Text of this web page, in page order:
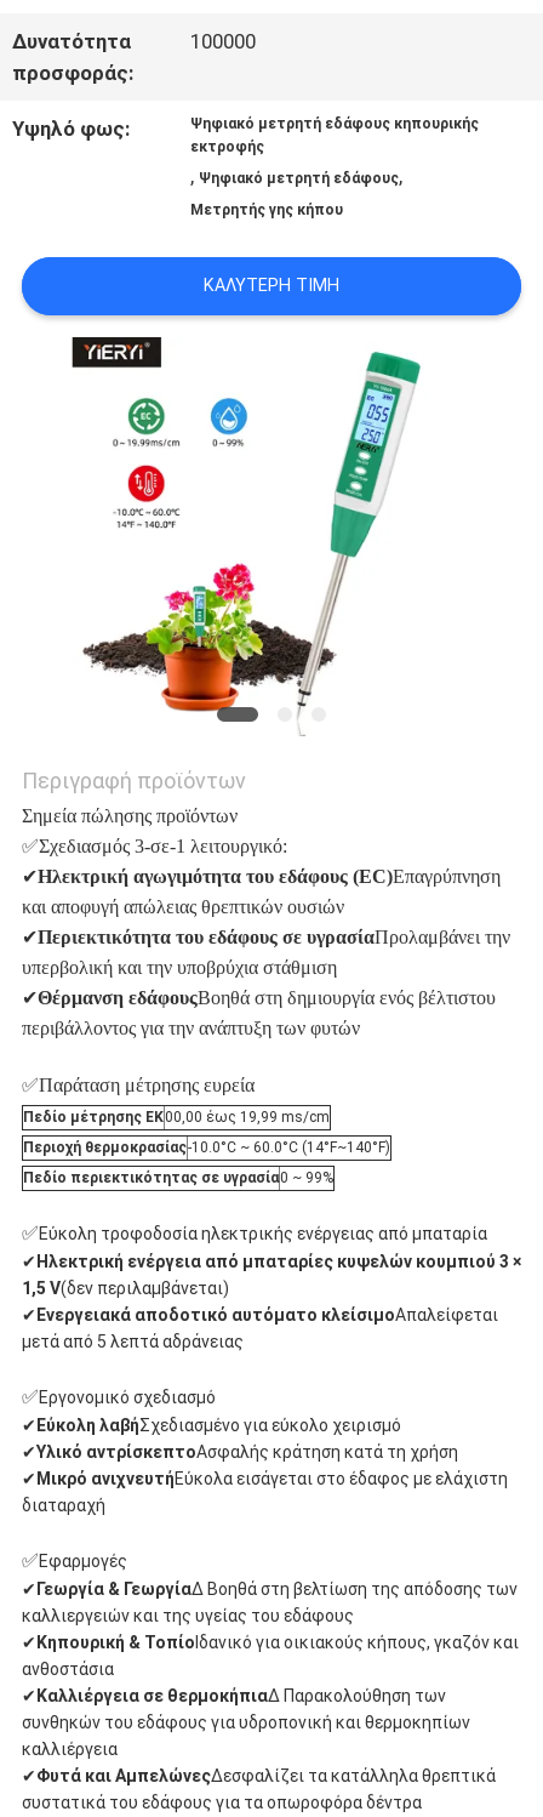
ΝΈΑ
ΌΛΕΣ
ΠΕΡΙΠΤΏΣΕΙΣ
SITEMAP
PRIVACY
Δυνατότητα
προσφοράς:
100000
Υψηλό φως:
Ψηφιακό μετρητή εδάφους κηπουρικής
εκτροφής
, Ψηφιακό μετρητή εδάφους,
Μετρητής γης κήπου
ΚΑΛΎΤΕΡΗ ΤΙΜΉ
Περιγραφή προϊόντων
Σημεία πώλησης προϊόντων
✅Σχεδιασμός 3-σε-1 λειτουργικό:
✔Ηλεκτρική αγωγιμότητα του εδάφους (EC)Επαγρύπνηση
και αποφυγή απώλειας θρεπτικών ουσιών
✔Περιεκτικότητα του εδάφους σε υγρασίαΠρολαμβάνει την
υπερβολική και την υποβρύχια στάθμιση
✔Θέρμανση εδάφουςΒοηθά στη δημιουργία ενός βέλτιστου
περιβάλλοντος για την ανάπτυξη των φυτών
✅Παράταση μέτρησης ευρεία
Πεδίο μέτρησης ΕΚ00,00 έως 19,99 ms/cm
Περιοχή θερμοκρασίας-10.0°C ~ 60.0°C (14°F~140°F)
Πεδίο περιεκτικότητας σε υγρασία0 ~ 99%
✅Εύκολη τροφοδοσία ηλεκτρικής ενέργειας από μπαταρία
✔ Ηλεκτρική ενέργεια από μπαταρίες κυψελών κουμπιού 3 ×
1,5 V(δεν περιλαμβάνεται)
✔ Ενεργειακά αποδοτικό αυτόματο κλείσιμοΑπαλείφεται
μετά από 5 λεπτά αδράνειας
✅Εργονομικό σχεδιασμό
✔ Εύκολη λαβήΣχεδιασμένο για εύκολο χειρισμό
✔Υλικό αντρίσκεπτοΑσφαλής κράτηση κατά τη χρήση
✔ Μικρό ανιχνευτήΕύκολα εισάγεται στο έδαφος με ελάχιστη
διαταραχή
✅Εφαρμογές
✔ Γεωργία & Γεωργία∆ Βοηθά στη βελτίωση της απόδοσης των
καλλιεργειών και της υγείας του εδάφους
✔ Κηπουρική & Τοπίο Ιδανικό για οικιακούς κήπους, γκαζόν και
ανθοστάσια
✔ Καλλιέργεια σε θερμοκήπια∆ Παρακολούθηση των
συνθηκών του εδάφους για υδροπονική και θερμοκηπίων
καλλιέργεια
✔Φυτά και Αμπελώνες∆εσφαλίζει τα κατάλληλα θρεπτικά
συστατικά του εδάφους για τα οπωροφόρα δέντρα